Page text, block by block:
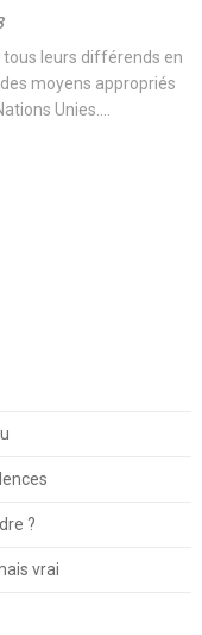
tous leurs différends en
moyens appropriés
Unies....
?
vrai